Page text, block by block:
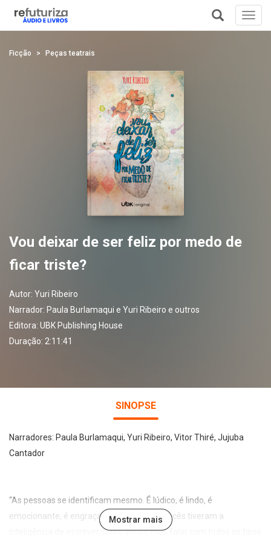
Ficção Peças teatrais
Vou deixar de ser feliz por medo de
ficar triste?
Autor: Yuri Ribeiro
Narrador: Paula Burlamaqui e Yuri Ribeiro e outros
Editora: UBK Publishing House
Duração: 2:11:41
SINOPSE
Narradores: Paula Burlamaqui, Yuri Ribeiro, Vitor Thiré, Jujuba
Cantador
“As pessoas se identificam mesmo. É lúdico, é lindo, é
emocionante, é engraçado. Eu acho que vocês tiveram a
inteligência de escrever sobre vocês, mas falar com todos os tipos
Mostrar mais